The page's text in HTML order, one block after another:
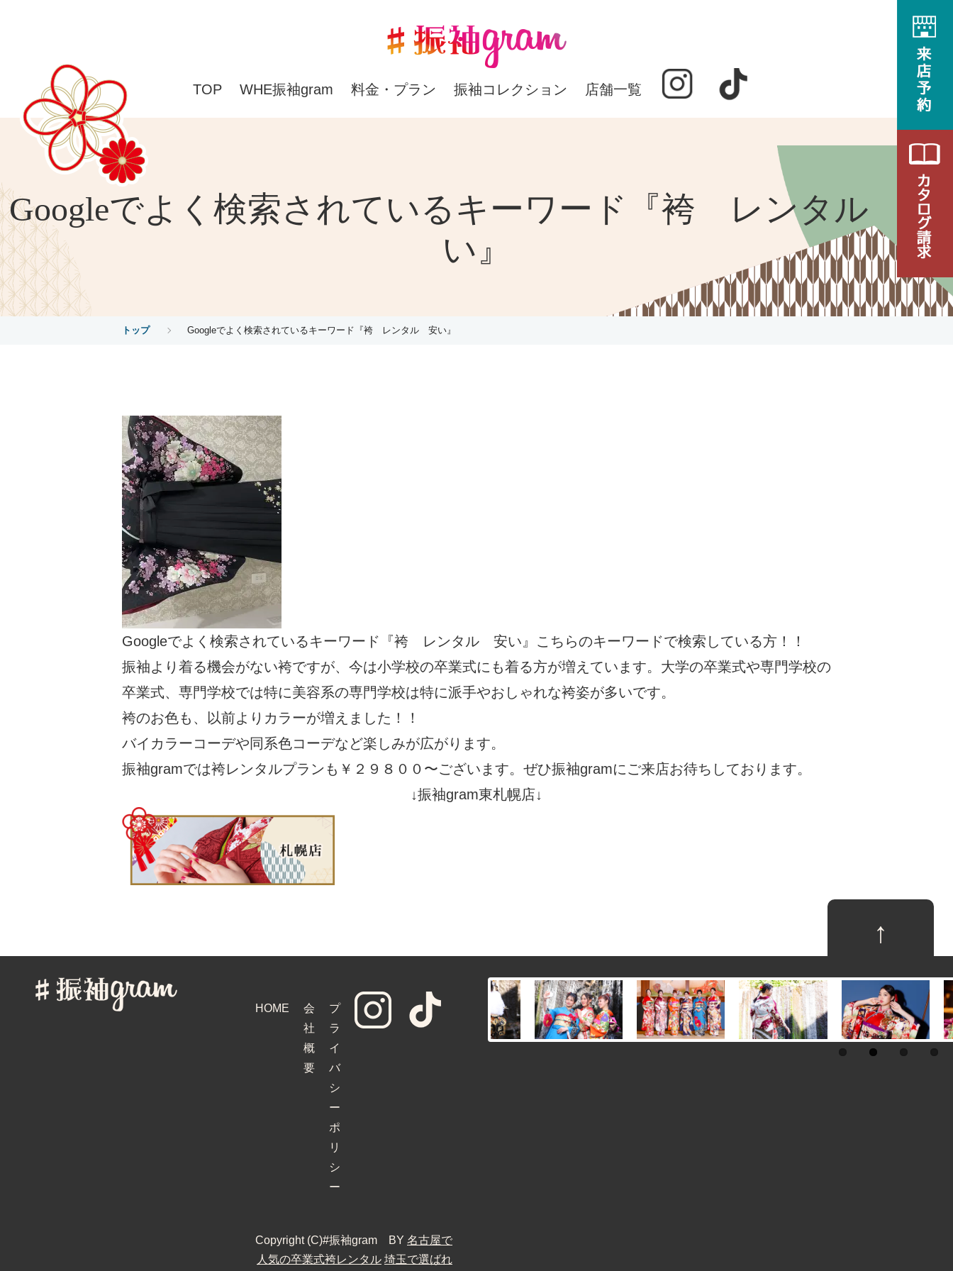
TOP WHE振袖gram 料金・プラン 振袖コレクション 店舗一覧
Googleでよく検索されているキーワード『袴 レンタル 安
い』
トップ Googleでよく検索されているキーワード『袴 レンタル 安い』
Googleでよく検索されているキーワード『袴 レンタル 安い』こちらのキーワードで検索している方！！
振袖より着る機会がない袴ですが、今は小学校の卒業式にも着る方が増えています。大学の卒業式や専門学校の
卒業式、専門学校では特に美容系の専門学校は特に派手やおしゃれな袴姿が多いです。
袴のお色も、以前よりカラーが増えました！！
バイカラーコーデや同系色コーデなど楽しみが広がります。
振袖gramでは袴レンタルプランも￥２９８００〜ございます。ぜひ振袖gramにご来店お待ちしております。
↓振袖gram東札幌店↓
↑
HOME
会
社
概
要
プ
ラ
イ
バ
シ
ー
ポ
リ
シ
ー
Copyright (C)#振袖gram BY 名古屋で
人気の卒業式袴レンタル 埼玉で選ばれ